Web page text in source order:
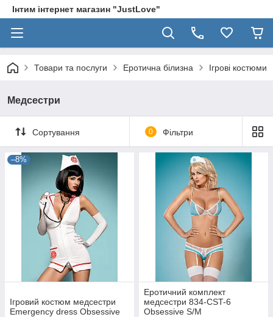
Інтим інтернет магазин "JustLove"
Товари та послуги Еротична білизна Ігрові костюми
Медсестри
Сортування 0 Фільтри
–8%
Ігровий костюм медсестри
Emergency dress Obsessive
Еротичний комплект
медсестри 834-CST-6
Obsessive S/M